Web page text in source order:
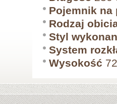
Pojemnik na
Rodzaj
Styl
System
Wysokość